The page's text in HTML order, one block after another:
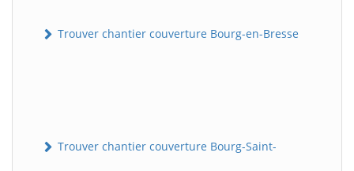
Trouver chantier couverture Bourg-en-Bresse
Trouver chantier couverture Bourg-Saint-